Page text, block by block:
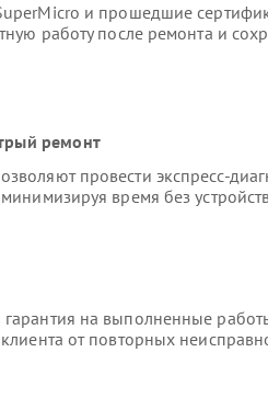
и прошедшие
работу после ремонта и
ремонт
провести экспресс-
время без
гарантия на выполненные
от повторных